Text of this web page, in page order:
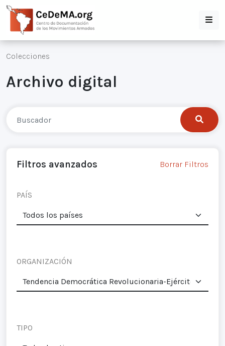
Colecciones
Archivo digital
Filtros avanzados Borrar Filtros
PAÍS
ORGANIZACIÓN
TIPO